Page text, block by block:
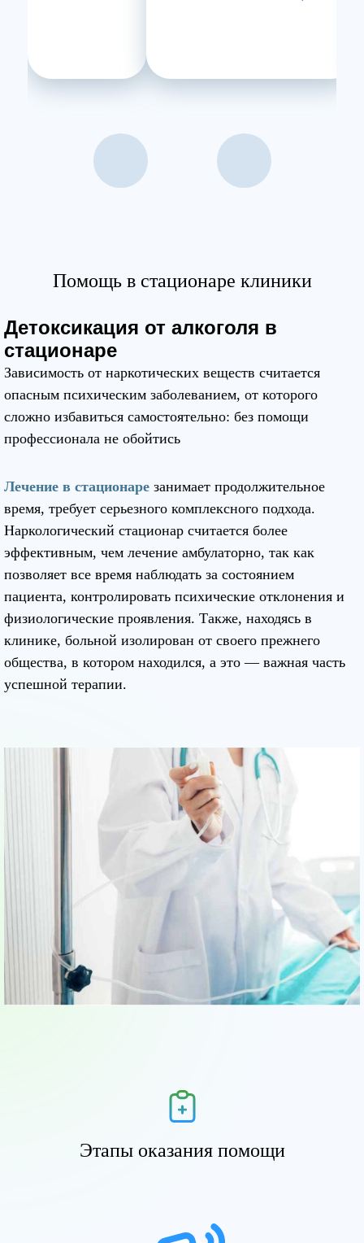
Помощь в стационаре клиники
Детоксикация от алкоголя в
стационаре
Зависимость от наркотических веществ считается
опасным психическим заболеванием, от которого
сложно избавиться самостоятельно: без помощи
профессионала не обойтись
Лечение в стационаре занимает продолжительное
время, требует серьезного комплексного подхода.
Наркологический стационар считается более
эффективным, чем лечение амбулаторно, так как
позволяет все время наблюдать за состоянием
пациента, контролировать психические отклонения и
физиологические проявления. Также, находясь в
клинике, больной изолирован от своего прежнего
общества, в котором находился, а это — важная часть
успешной терапии.
Этапы оказания помощи